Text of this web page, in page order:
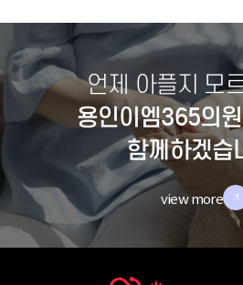
언제 아플지 모
용인이엠365의
함께하겠습
view more